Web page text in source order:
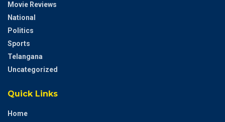
Movie Reviews
National
Politics
Sports
Telangana
Uncategorized
Quick Links
Home